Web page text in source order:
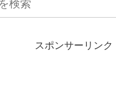
スポンサーリンク